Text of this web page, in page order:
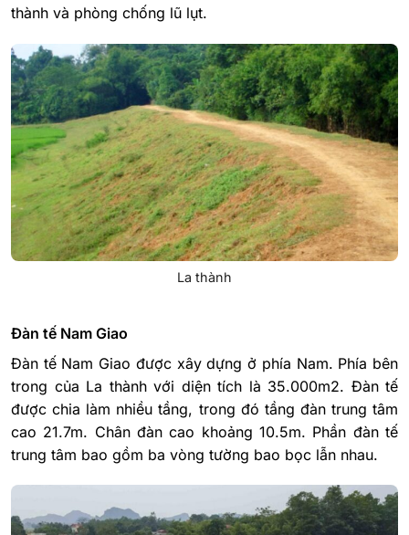
thành và phòng chống lũ lụt.
La thành
Đàn tế Nam Giao
Đàn tế Nam Giao được xây dựng ở phía Nam. Phía bên
trong của La thành với diện tích là 35.000m2. Đàn tế
được chia làm nhiều tầng, trong đó tầng đàn trung tâm
cao 21.7m. Chân đàn cao khoảng 10.5m. Phần đàn tế
trung tâm bao gồm ba vòng tường bao bọc lẫn nhau.